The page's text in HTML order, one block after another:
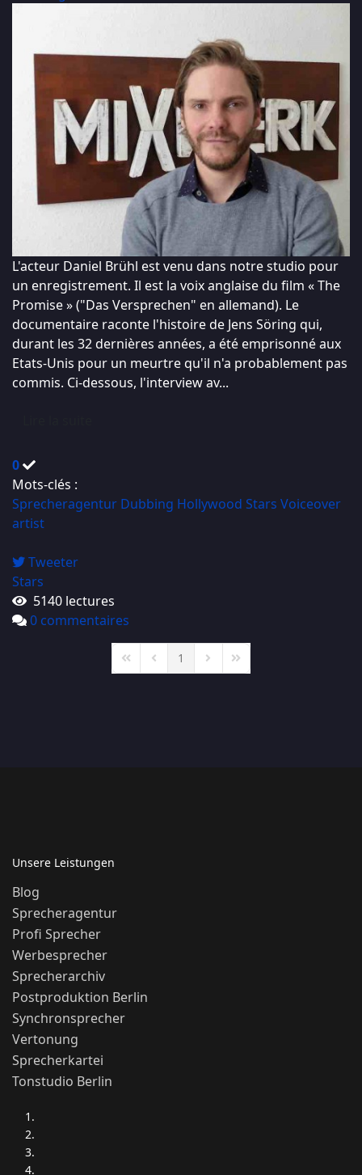
L'acteur Daniel Brühl est venu dans notre studio pour
un enregistrement. Il est la voix anglaise du film « The
Promise » ("Das Versprechen" en allemand). Le
documentaire raconte l'histoire de Jens Söring qui,
durant les 32 dernières années, a été emprisonné aux
Etats-Unis pour un meurtre qu'il n'a probablement pas
commis. Ci-dessous, l'interview av...
0
Mots-clés :
Sprecheragentur Dubbing Hollywood Stars Voiceover
artist
Tweeter
Stars
5140 lectures
0 commentaires
First PagePrevious Page
1 Next PageLast Page
Unsere Leistungen
Blog
Sprecheragentur
Profi Sprecher
Werbesprecher
Sprecherarchiv
Postproduktion Berlin
Synchronsprecher
Vertonung
Sprecherkartei
Tonstudio Berlin